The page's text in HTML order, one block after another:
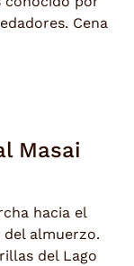
Cena
Masai
hacia el
del almuerzo.
del Lago